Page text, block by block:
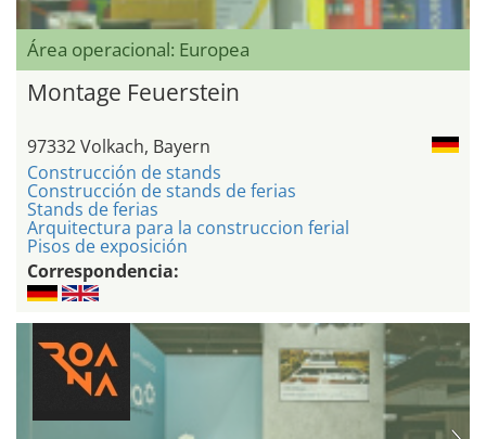
Área operacional: Europea
Montage Feuerstein
97332 Volkach, Bayern
Construcción de stands
Construcción de stands de ferias
Stands de ferias
Arquitectura para la construccion ferial
Pisos de exposición
Correspondencia: